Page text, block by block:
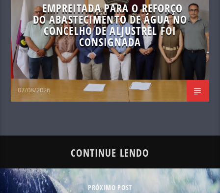
EMPREITADA PARA O REFORÇO
DO ABASTECIMENTO DE ÁGUA NO
CONCELHO DE ALJUSTREL FOI
CONSIGNADA
07/08/2026
CONTINUE LENDO
PRÓXIMO POST